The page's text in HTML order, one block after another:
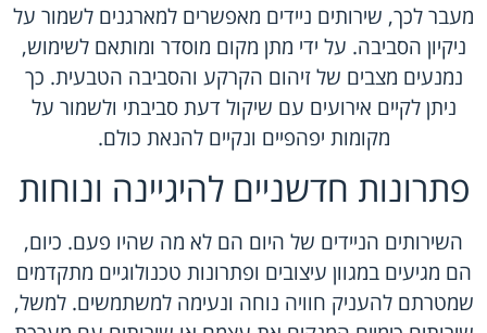
מעבר לכך, שירותים ניידים מאפשרים למארגנים לשמור על
ניקיון הסביבה. על ידי מתן מקום מוסדר ומותאם לשימוש,
נמנעים מצבים של זיהום הקרקע והסביבה הטבעית. כך
ניתן לקיים אירועים עם שיקול דעת סביבתי ולשמור על
מקומות יפהפיים ונקיים להנאת כולם.
פתרונות חדשניים להיגיינה ונוחות
השירותים הניידים של היום הם לא מה שהיו פעם. כיום,
הם מגיעים במגוון עיצובים ופתרונות טכנולוגיים מתקדמים
שמטרתם להעניק חוויה נוחה ונעימה למשתמשים. למשל,